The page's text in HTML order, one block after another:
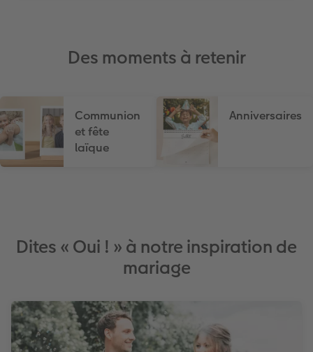
Modes de commande
CEWE MYPHOTOS
Des moments à retenir
Communion
et fête
laïque
Anniversaires
Dites « Oui ! » à notre inspiration de
mariage